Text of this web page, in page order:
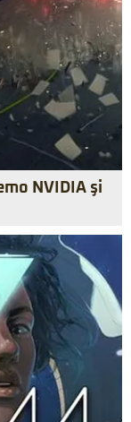
NVIDIA şi